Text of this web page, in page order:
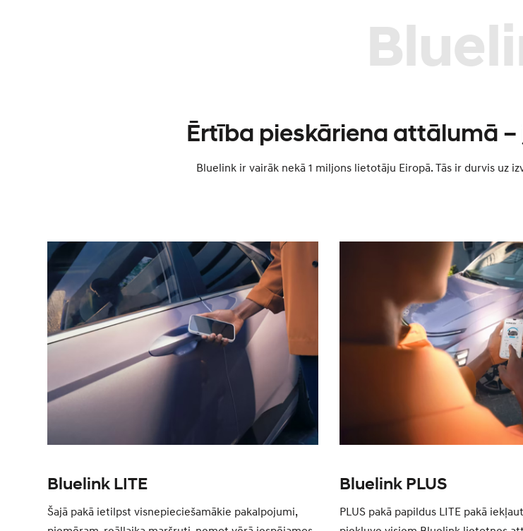
Ērtība pieskāriena attālumā
Bluelink ir vairāk nekā 1 miljons lietotāju Eiropā. Tās ir durvis uz
Bluelink LITE
Šajā pakā ietilpst visnepieciešamākie pakalpojumi,
Bluelink PLUS
PLUS pakā papildus LITE pakā